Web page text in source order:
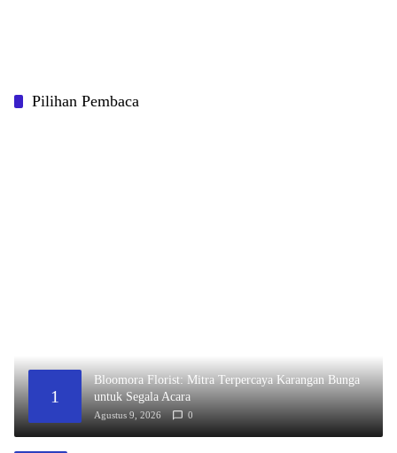
Pilihan Pembaca
1
Bloomora Florist: Mitra Terpercaya Karangan Bunga
untuk Segala Acara
Agustus 9, 2026 0